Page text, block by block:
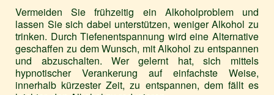
Vermeiden Sie frühzeitig ein Alkoholproblem und
lassen Sie sich dabei unterstützen, weniger Alkohol zu
trinken. Durch Tiefenentspannung wird eine Alternative
geschaffen zu dem Wunsch, mit Alkohol zu entspannen
und abzuschalten. Wer gelernt hat, sich mittels
hypnotischer Verankerung auf einfachste Weise,
innerhalb kürzester Zeit, zu entspannen, dem fällt es